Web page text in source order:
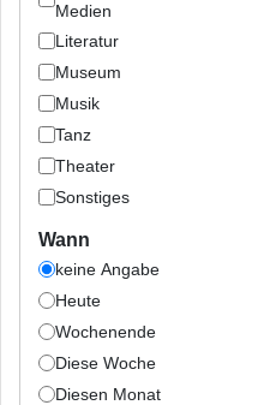
Medien
Literatur
Museum
Musik
Tanz
Theater
Sonstiges
Wann
keine Angabe
Heute
Wochenende
Diese Woche
Diesen Monat